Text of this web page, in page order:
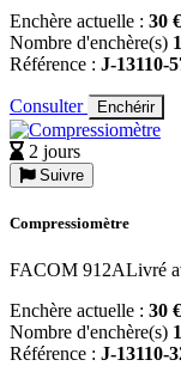
Enchère actuelle : 30
Nombre d'enchère(s) 1
Référence : J-13110-
Consulter Enchérir
2 jours
Suivre
Compressiomètre
FACOM 912ALivré
Enchère actuelle : 30
Nombre d'enchère(s) 1
Référence : J-13110-